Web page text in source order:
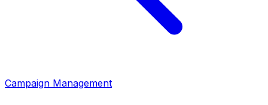
Campaign Management